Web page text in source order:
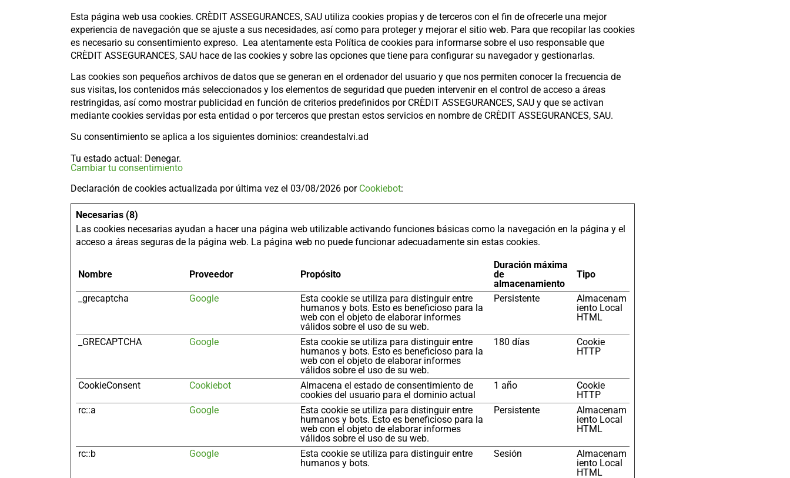
Esta página web usa cookies. CRÈDIT ASSEGURANCES, SAU utiliza cookies propias y de terceros con el fin de ofrecerle una mejor
experiencia de navegación que se ajuste a sus necesidades, así como para proteger y mejorar el sitio web. Para que recopilar las cookies
es necesario su consentimiento expreso. Lea atentamente esta Política de cookies para informarse sobre el uso responsable que
CRÈDIT ASSEGURANCES, SAU hace de las cookies y sobre las opciones que tiene para configurar su navegador y gestionarlas.
Las cookies son pequeños archivos de datos que se generan en el ordenador del usuario y que nos permiten conocer la frecuencia de
sus visitas, los contenidos más seleccionados y los elementos de seguridad que pueden intervenir en el control de acceso a áreas
restringidas, así como mostrar publicidad en función de criterios predefinidos por CRÈDIT ASSEGURANCES, SAU y que se activan
mediante cookies servidas por esta entidad o por terceros que prestan estos servicios en nombre de CRÈDIT ASSEGURANCES, SAU.
Su consentimiento se aplica a los siguientes dominios: creandestalvi.ad
Tu estado actual: Denegar.
Cambiar tu consentimiento
Declaración de cookies actualizada por última vez el 03/08/2026 por Cookiebot:
Necesarias (8)
Las cookies necesarias ayudan a hacer una página web utilizable activando funciones básicas como la navegación en la página y el
acceso a áreas seguras de la página web. La página web no puede funcionar adecuadamente sin estas cookies.
Nombre Proveedor Propósito
Duración máxima
de
almacenamiento
Tipo
_grecaptcha Google
Esta cookie se utiliza para distinguir entre
humanos y bots. Esto es beneficioso para la
web con el objeto de elaborar informes
válidos sobre el uso de su web.
Persistente
Almacenam
iento Local
HTML
_GRECAPTCHA Google
Esta cookie se utiliza para distinguir entre
humanos y bots. Esto es beneficioso para la
web con el objeto de elaborar informes
válidos sobre el uso de su web.
180 días
Cookie
HTTP
CookieConsent Cookiebot
Almacena el estado de consentimiento de
cookies del usuario para el dominio actual
1 año
Cookie
HTTP
rc::a
Google
Esta cookie se utiliza para distinguir entre
humanos y bots. Esto es beneficioso para la
web con el objeto de elaborar informes
válidos sobre el uso de su web.
Persistente
Almacenam
iento Local
HTML
rc::b Google
Esta cookie se utiliza para distinguir entre
humanos y bots.
Sesión
Almacenam
iento Local
HTML